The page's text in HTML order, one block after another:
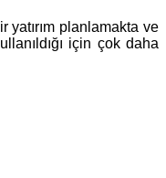
yatırım planlamakta ve
için çok daha